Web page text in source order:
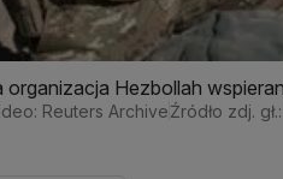
organizacja Hezbollah
Reuters ArchiveŹródło zdj.